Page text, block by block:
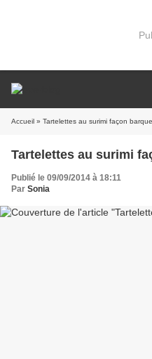
Accueil » Tartelettes au surimi façon
Tartelettes au surimi
Publié le 09/09/2014 à 18:11
Par Sonia